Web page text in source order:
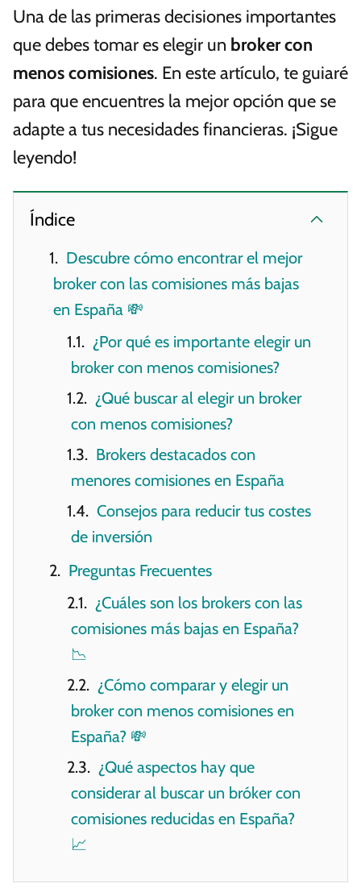
Una de las primeras decisiones importantes
que debes tomar es elegir un broker con
menos comisiones. En este artículo, te guiaré
para que encuentres la mejor opción que se
adapte a tus necesidades financieras. ¡Sigue
leyendo!
Índice
Descubre cómo encontrar el mejor
broker con las comisiones más bajas
en España 💸
¿Por qué es importante elegir un
broker con menos comisiones?
¿Qué buscar al elegir un broker
con menos comisiones?
Brokers destacados con
menores comisiones en España
Consejos para reducir tus costes
de inversión
Preguntas Frecuentes
¿Cuáles son los brokers con las
comisiones más bajas en España?
📉
¿Cómo comparar y elegir un
broker con menos comisiones en
España? 💸
¿Qué aspectos hay que
considerar al buscar un bróker con
comisiones reducidas en España?
📈